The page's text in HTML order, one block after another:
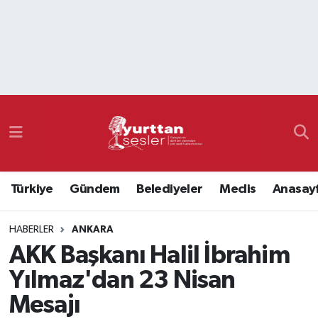
Türkiye Gündem Belediyeler Meclis
HABERLER ANKARA
AKK Başkanı Halil İbrahim
Yılmaz'dan 23 Nisan
Mesajı
Namaz Vakitleri
Süper Lig Puan Durumu ve Fikstür
Tüm Manşetler
Son Dakika Haberleri
Haber Arşivi